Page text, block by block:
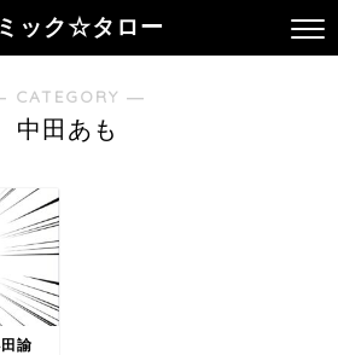
ック☆タロー
CATEGORY ―
中田あも
諭